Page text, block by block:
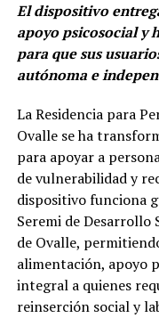
El dispositivo
apoyo psicosocial y
para que sus
autónoma e
La Residencia para
Ovalle se ha
para apoyar a
de vulnerabilidad y
dispositivo funciona
Seremi de Desarrollo
de Ovalle,
alimentación, apoyo
integral a quienes
reinserción social y